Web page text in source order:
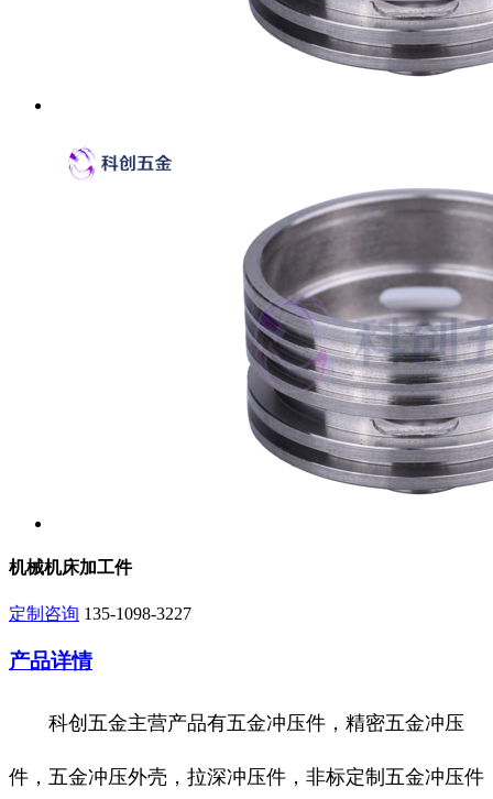
机械机床加工件
定制咨询 135-1098-3227
产品详情
科创五金主营产品有五金冲压件，精密五金冲压
件，五金冲压外壳，拉深冲压件，非标定制五金冲压件